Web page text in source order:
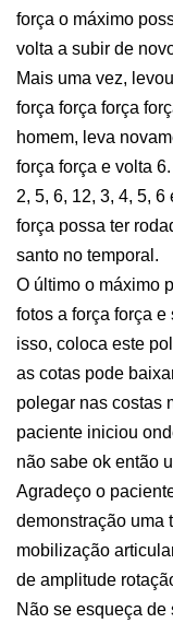
força o máximo
volta a subir de
Mais uma vez,
força força força
homem, leva
força força e volta 6.
2, 5, 6, 12, 3, 4, 5,
força possa ter
santo no temporal.
O último o máximo
fotos a força força e
isso, coloca este
as cotas pode
polegar nas costas
paciente iniciou
não sabe ok então
Agradeço o
demonstração uma
mobilização
de amplitude
Não se esqueça